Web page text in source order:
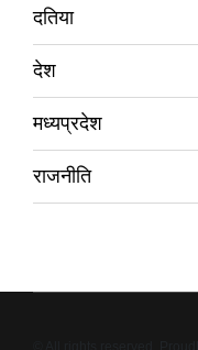
दतिया
देश
मध्यप्रदेश
राजनीति